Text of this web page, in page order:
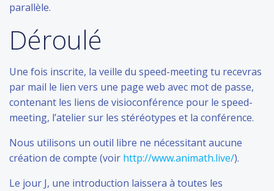
parallèle.
Déroulé
Une fois inscrite, la veille du speed-meeting tu recevras
par mail le lien vers une page web avec mot de passe,
contenant les liens de visioconférence pour le speed-
meeting, l’atelier sur les stéréotypes et la conférence.
Nous utilisons un outil libre ne nécessitant aucune
création de compte (voir http://www.animath.live/).
Le jour J, une introduction laissera à toutes les